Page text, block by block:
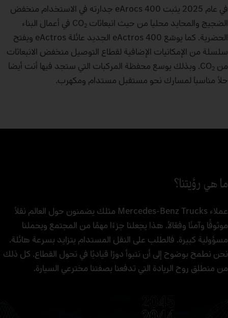
في عام 2025 يثبت eArocs 400 جدارته في الاستخدام منخفض
الضجيج والمحايد محلياً من حيث انبعاثات CO 2
في أعمال البناء
الحضرية. كما يوسّع eActros 400 الجديد عائلة eActros ويفتح
سلسلة من الإمكانيات الإضافية لقطاع التوصيل منخفض الانبعاثات
من CO 2
. وبذلك يوسع محفظة المركبات التي ستجد فيها أنت أيضاً
حلاً مناسباً لمسارك نحو مستقبل مستدام ومكهرب.
ما هي رؤيتنا؟
عملاء Mercedes‑Benz Trucks مثلك يضمنون حول العالم نقلًا
موثوقًا وآمنًا وفعّالًا. هذا يجعلنا جزءًا مهمًا من المجتمع ويحملنا
مسؤولية كبيرة. فالطلب على النقل المستدام يتزايد بسرعة هائلة.
نحن نطمح بوضوح إلى أن نتبوأ دورًا قياديًا في تحول القطاع. كل ذلك
من منطلق روح الريادة التي تدفعنا بصفتنا مخترعي السيارة.